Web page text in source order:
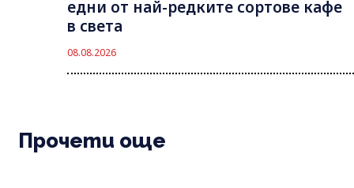
едни от най-редките сортове кафе
в света
08.08.2026
Прочети още